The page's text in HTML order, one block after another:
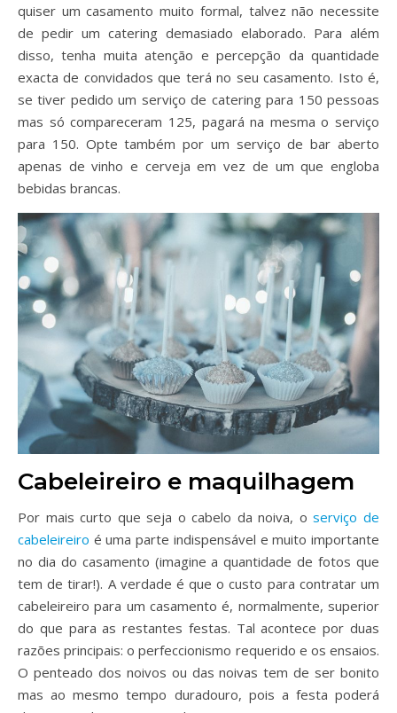
quiser um casamento muito formal, talvez não necessite
de pedir um catering demasiado elaborado. Para além
disso, tenha muita atenção e percepção da quantidade
exacta de convidados que terá no seu casamento. Isto é,
se tiver pedido um serviço de catering para 150 pessoas
mas só compareceram 125, pagará na mesma o serviço
para 150. Opte também por um serviço de bar aberto
apenas de vinho e cerveja em vez de um que engloba
bebidas brancas.
Cabeleireiro e maquilhagem
Por mais curto que seja o cabelo da noiva, oserviço de
cabeleireiro é uma parte indispensável e muito importante
no dia do casamento (imagine a quantidade de fotos que
tem de tirar!). A verdade é que o custo para contratar um
cabeleireiro para um casamento é, normalmente, superior
do que para as restantes festas. Tal acontece por duas
razões principais: o perfeccionismo requerido e os ensaios.
O penteado dos noivos ou das noivas tem de ser bonito
mas ao mesmo tempo duradouro, pois a festa poderá